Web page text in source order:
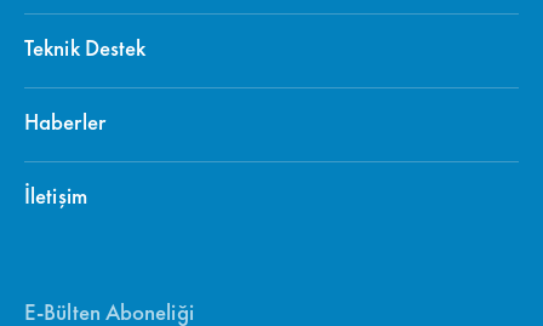
Teknik Destek
Haberler
İletişim
E-Bülten Aboneliği